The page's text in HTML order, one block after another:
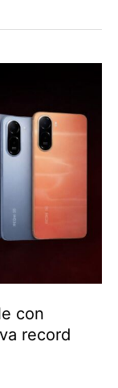
con
record